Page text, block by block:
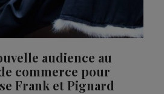
audience au
commerce pour
Frank et Pignard